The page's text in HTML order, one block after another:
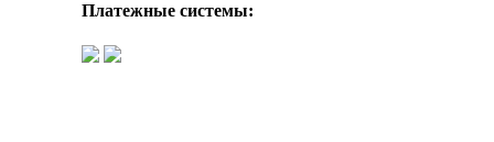
Платежные системы: